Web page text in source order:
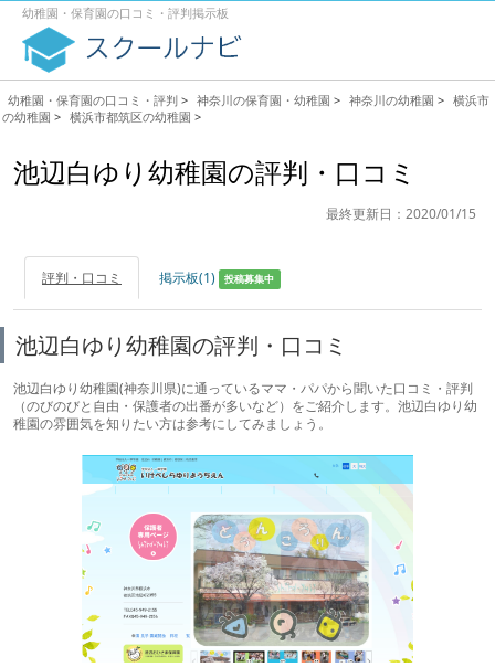
幼稚園・保育園の口コミ・評判掲示板
幼稚園・保育園の口コミ・評判 > 神奈川の保育園・幼稚園 > 神奈川の幼稚園 > 横浜市
の幼稚園 > 横浜市都筑区の幼稚園 >
池辺白ゆり幼稚園の評判・口コミ
最終更新日：2020/01/15
評判・口コミ 掲示板(1) 投稿募集中
池辺白ゆり幼稚園の評判・口コミ
池辺白ゆり幼稚園(神奈川県)に通っているママ・パパから聞いた口コミ・評判
（のびのびと自由・保護者の出番が多いなど）をご紹介します。池辺白ゆり幼
稚園の雰囲気を知りたい方は参考にしてみましょう。